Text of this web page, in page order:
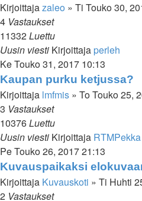
Kirjoittajazaleo » Ti Touko 30,
4 Vastaukset
11332Luettu
Uusin viesti Kirjoittaja perleh
Ke Touko 31, 2017 10:13
Kaupan purku ketjussa?
Kirjoittaja lmfmis » To Touko 25,
3 Vastaukset
10376Luettu
Uusin viesti Kirjoittaja RTMPekka
Pe Touko 26, 2017 21:13
Kuvauspaikaksi
Kirjoittaja Kuvauskoti » Ti Huhti
2 Vastaukset